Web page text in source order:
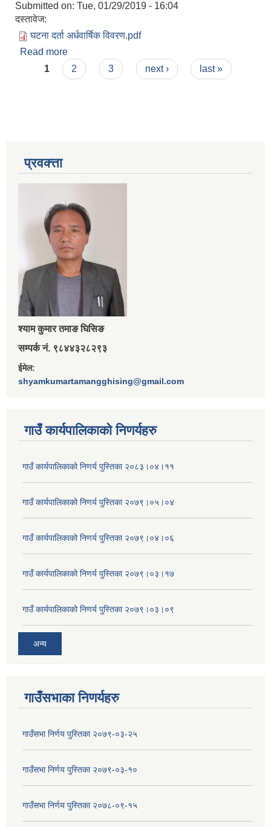
Submitted on: Tue, 01/29/2019 - 16:04
दस्तावेज:
घटना दर्ता अर्धवार्षिक विवरण.pdf
Read more
व्यक्तिगत घटना दर्ताकाे प्रतिवेदन
Pages
1 2 3 next › last »
प्रवक्त्ता
श्‍याम कुमार तमाङ घिसिङ
सम्पर्क नं. ९८४४३२८२९३
ईमेल:
shyamkumartamangghising@gmail.com
गाउँ कार्यपालिकाकाे निणर्यहरु
गाउँ कार्यपालिकाको निणर्य पुस्तिका २०८३।०४।११
गाउँ कार्यपालिकाको निणर्य पुस्तिका २०७९।०५।०४
गाउँ कार्यपालिकाको निणर्य पुस्तिका २०७९।०४।०६
गाउँ कार्यपालिकाको निणर्य पुस्तिका २०७९।०३।१७
गाउँ कार्यपालिकाको निणर्य पुस्तिका २०७९।०३।०९
अन्य
गाउँसभाका निणर्यहरु
गाउँसभा निर्णय पुस्तिका २०७९-०३-२५
गाउँसभा निर्णय पुस्तिका २०७९-०३-१०
गाउँसभा निर्णय पुस्तिका २०७८-०९-१५